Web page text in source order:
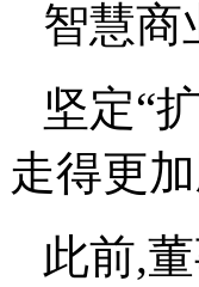
智慧商
坚定“
走得更
此前,